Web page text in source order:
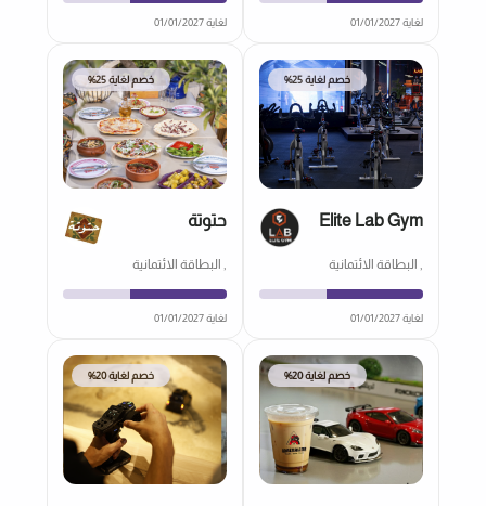
لغاية 01/01/2027 لغاية 01/01/2027
خصم لغاية 25%
Elite Lab Gym
, البطاقة الائتمانية
لغاية 01/01/2027
خصم لغاية 25%
حتوتة
, البطاقة الائتمانية
لغاية 01/01/2027
خصم لغاية 20% خصم لغاية 20%